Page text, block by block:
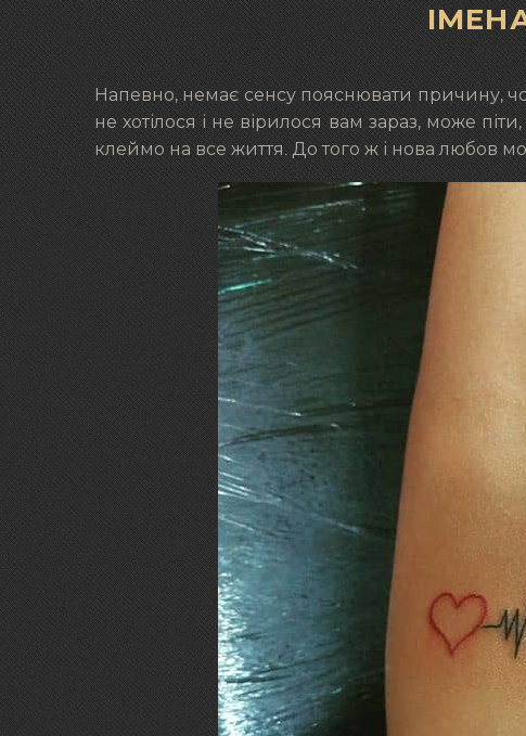
Напевно, немає сенсу пояснювати причину,
не хотілося і не вірилося вам зараз, може
клеймо на все життя. До того ж і нова любов